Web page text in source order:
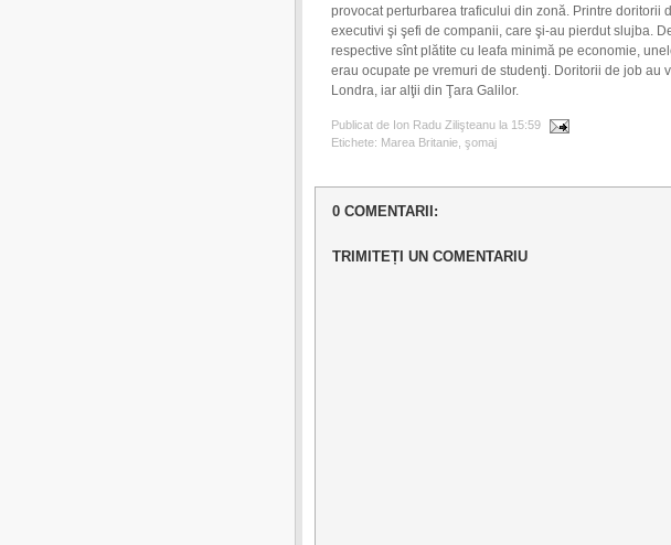
provocat perturbarea traficului din zonă. Printre doritorii
executivi şi şefi de companii, care şi-au pierdut slujba.
respective sînt plătite cu leafa minimă pe economie,
erau ocupate pe vremuri de studenţi. Doritorii de job au
Londra, iar alţii din Ţara Galilor.
Publicat de Ion Radu Zilişteanu la 15:59
Etichete: Marea Britanie şomaj
0 COMENTARII:
TRIMITEȚI UN COMENTARIU